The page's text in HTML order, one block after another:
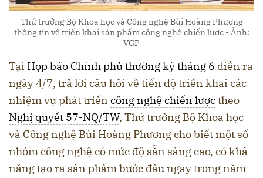
Thứ trưởng Bộ Khoa học và Công nghệ Bùi Hoàng Phương
thông tin về triển khai sản phẩm công nghệ chiến lược - Ảnh:
VGP
Tại Họp báo Chính phủ thường kỳ tháng 6 diễn ra
ngày 4/7, trả lời câu hỏi về tiến độ triển khai các
nhiệm vụ phát triển công nghệ chiến lượctheo
Nghị quyết 57-NQ/TW, Thứ trưởng Bộ Khoa học
và Công nghệ Bùi Hoàng Phương cho biết một số
nhóm công nghệ có mức độ sẵn sàng cao, có khả
năng tạo ra sản phẩm bước đầu ngay trong năm